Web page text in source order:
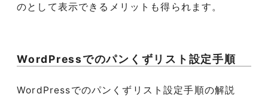
のとして表示できるメリットも得られます。
WordPressでのパンくずリスト設定手順
WordPressでのパンくずリスト設定手順の解説